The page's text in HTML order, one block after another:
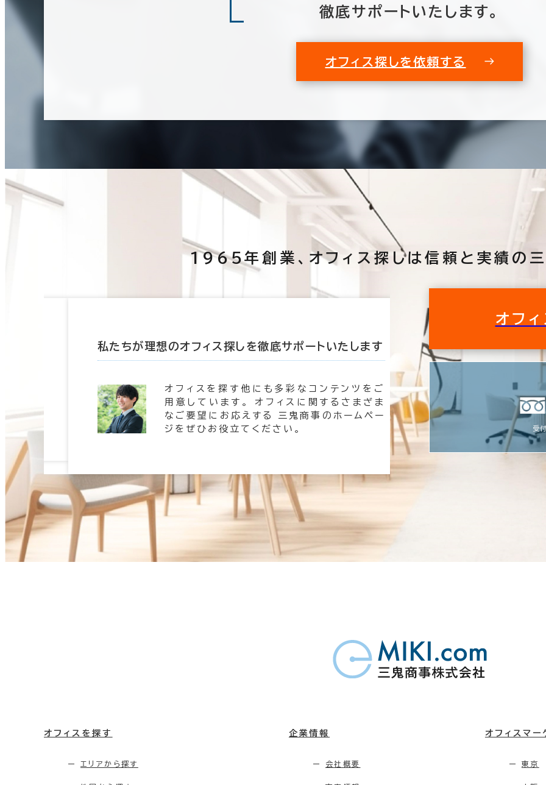
徹底サポートいたします。
オフィス探しを依頼する
1フロア面積100坪以上
0室
1965年創業、 オフィス探しは信頼と実績の
ます。
私たちが理想のオフィス探しを徹底サポートいたします
オフィスを探す他にも多彩なコンテンツをご
用意しています。 オフィスに関するさまざま
なご要望にお応えする 三鬼商事のホームペー
ジをぜひお役立てください。
オフ
時は
速く
す。
オフ
受
オフィスを探す
エリアから探す
企業情報
会社概要
オフィスマー
東京